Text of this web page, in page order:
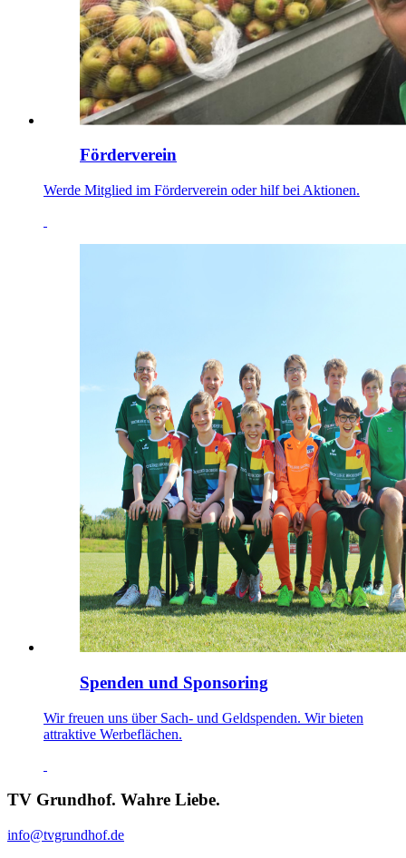
Förderverein
Werde Mitglied im Förderverein oder hilf bei Aktionen.
Spenden und Sponsoring
Wir freuen uns über Sach- und Geldspenden. Wir bieten
attraktive Werbeflächen.
TV Grundhof. Wahre Liebe.
info@tvgrundhof.de